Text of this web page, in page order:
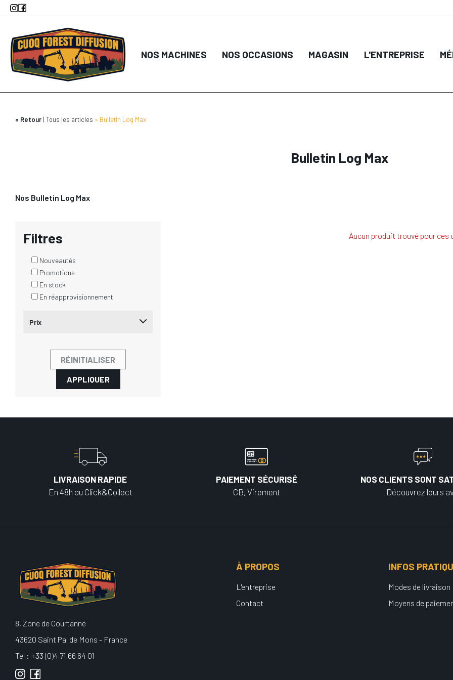
Aller
principal
NOS MACHINES NOS OCCASIONS MAGASIN L'ENTREPRISE
Retour Tous les articles Bulletin Log Max
Bulletin Log Max
Nos Bulletin Log Max
Filtres
Nouveautés
Promotions
En stock
En réapprovisionnement
Prix
RÉINITIALISER
APPLIQUER
Aucun produit trouvé pour ces
LIVRAISON RAPIDE
En 48h ou Click&Collect
PAIEMENT SÉCURISÉ
CB, Virement
NOS CLIENTS SONT
Découvrez leurs
8, Zone de Courtanne
43620 Saint Pal de Mons - France
Tel : +33 (0)4 71 66 64 01
À PROPOS
L'entreprise
Contact
INFOS
Modes de livraison
Moyens de